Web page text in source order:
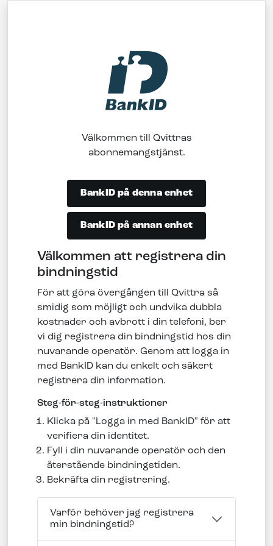
Välkommen till Qvittras
abonnemangstjänst.
BankID på denna enhet
BankID på annan enhet
Välkommen att registrera din
bindningstid
För att göra övergången till Qvittra så
smidig som möjligt och undvika dubbla
kostnader och avbrott i din telefoni, ber
vi dig registrera din bindningstid hos din
nuvarande operatör. Genom att logga in
med BankID kan du enkelt och säkert
registrera din information.
Steg-för-steg-instruktioner
Klicka på "Logga in med BankID" för att
verifiera din identitet.
Fyll i din nuvarande operatör och den
återstående bindningstiden.
Bekräfta din registrering.
Varför behöver jag registrera
min bindningstid?